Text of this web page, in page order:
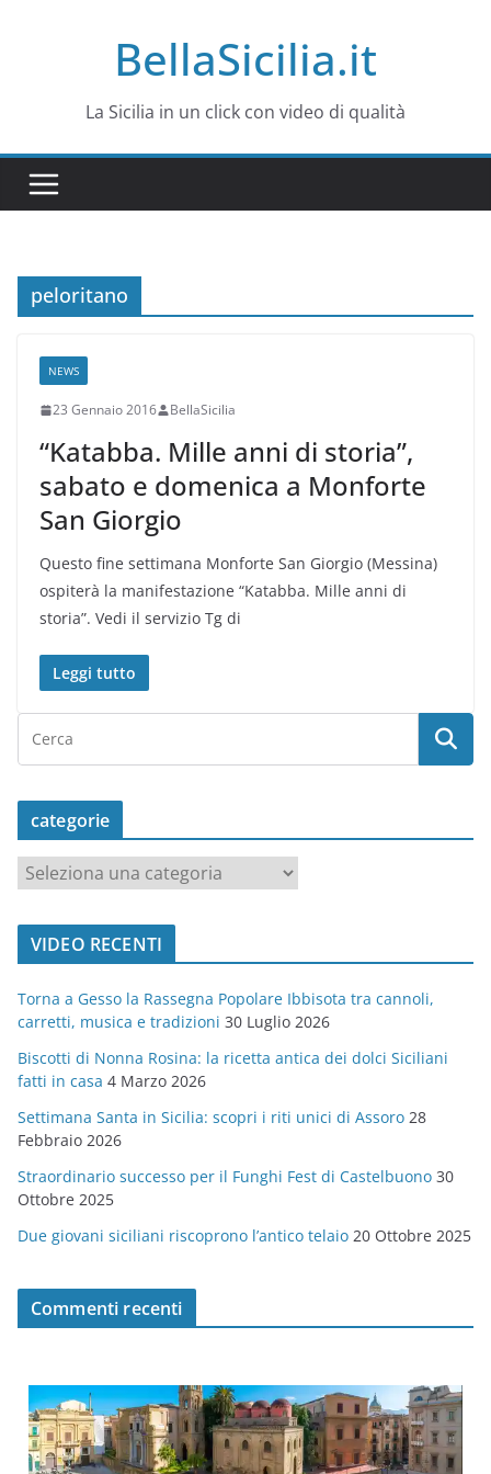
BellaSicilia.it
La Sicilia in un click con video di qualità
peloritano
NEWS
23 Gennaio 2016 BellaSicilia
“Katabba. Mille anni di storia”,
sabato e domenica a Monforte
San Giorgio
Questo fine settimana Monforte San Giorgio (Messina)
ospiterà la manifestazione “Katabba. Mille anni di
storia”. Vedi il servizio Tg di
Leggi tutto
categorie
a
t
o
r
i
e
VIDEO RECENTI
Torna a Gesso la Rassegna Popolare Ibbisota tra cannoli,
carretti, musica e tradizioni 30 Luglio 2026
Biscotti di Nonna Rosina: la ricetta antica dei dolci Siciliani
fatti in casa 4 Marzo 2026
Settimana Santa in Sicilia: scopri i riti unici di Assoro 28
Febbraio 2026
Straordinario successo per il Funghi Fest di Castelbuono 30
Ottobre 2025
Due giovani siciliani riscoprono l’antico telaio 20 Ottobre 2025
Commenti recenti